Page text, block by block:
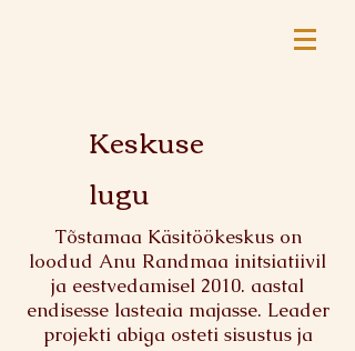
Keskuse
lugu
Tõstamaa Käsitöökeskus on
loodud Anu Randmaa initsiatiivil
ja eestvedamisel 2010. aastal
endisesse lasteaia majasse. Leader
projekti abiga osteti sisustus ja